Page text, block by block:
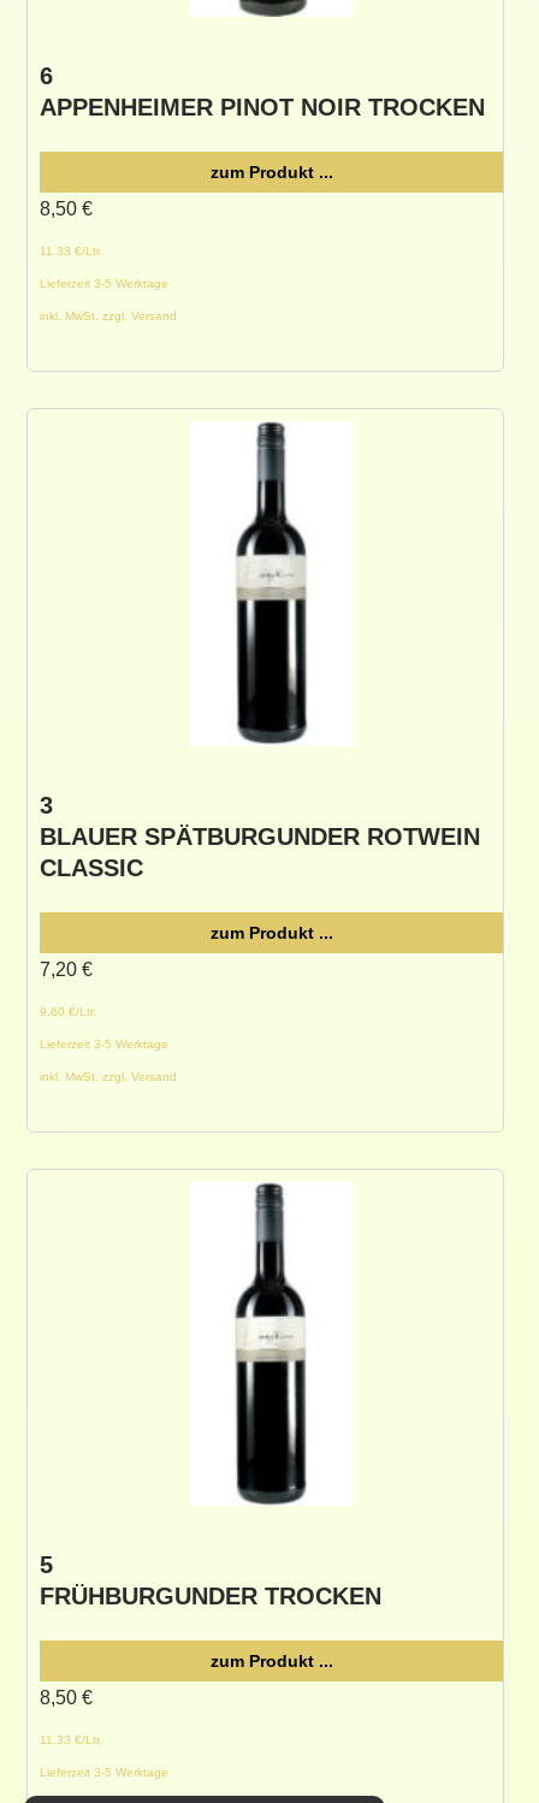
6
APPENHEIMER PINOT NOIR TROCKEN
11.33 €/Ltr.
Lieferzeit 3-5 Werktage
inkl. MwSt. zzgl. Versand
8,50 €
zum Produkt ...
3
BLAUER SPÄTBURGUNDER ROTWEIN
CLASSIC
9.60 €/Ltr.
Lieferzeit 3-5 Werktage
inkl. MwSt. zzgl. Versand
7,20 €
zum Produkt ...
5
FRÜHBURGUNDER TROCKEN
11.33 €/Ltr.
Lieferzeit 3-5 Werktage
8,50 €
zum Produkt ...